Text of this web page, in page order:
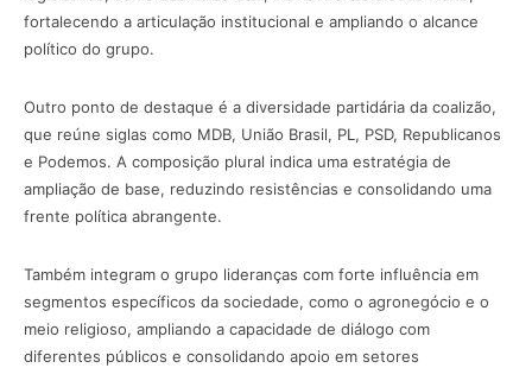
fortalecendo a articulação institucional e ampliando o alcance
político do grupo.
Outro ponto de destaque é a diversidade partidária da coalizão,
que reúne siglas como MDB, União Brasil, PL, PSD, Republicanos
e Podemos. A composição plural indica uma estratégia de
ampliação de base, reduzindo resistências e consolidando uma
frente política abrangente.
Também integram o grupo lideranças com forte influência em
segmentos específicos da sociedade, como o agronegócio e o
meio religioso, ampliando a capacidade de diálogo com
diferentes públicos e consolidando apoio em setores